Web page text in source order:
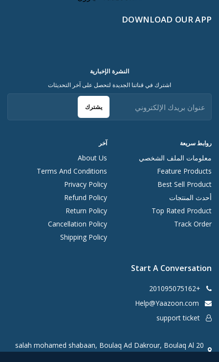
DOWNLOAD OUR APP
روابط سريعة
معلومات الملف الشخصي
Feature Products
Best Sell Product
أحدث المنتجات
Top Rated Product
Track Order
آخر
About Us
Terms And Conditions
Privacy Policy
Refund Policy
Return Policy
Cancellation Policy
Shipping Policy
النشرة الإخبارية
اشترك في قناتنا الجديدة لتحصل على آخر التحديثات
يشترك
Start A Conversation
+201095075162
20 salah mohamed shabaan, Boulaq Ad Dakrour, Boulaq Al